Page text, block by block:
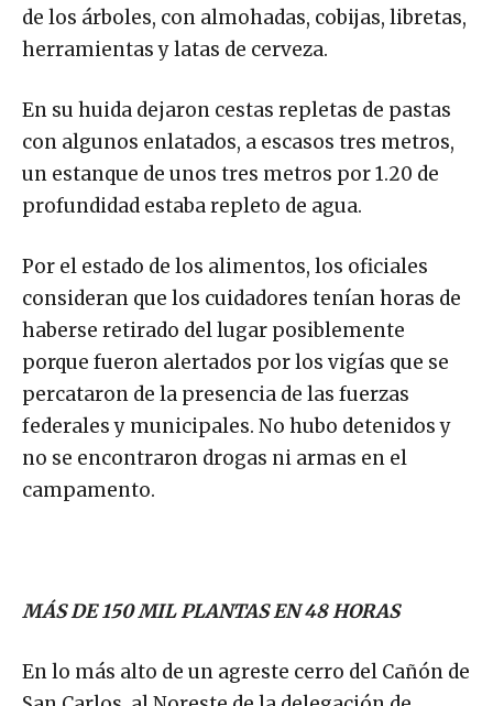
de los árboles, con almohadas, cobijas, libretas,
herramientas y latas de cerveza.
En su huida dejaron cestas repletas de pastas
con algunos enlatados, a escasos tres metros,
un estanque de unos tres metros por 1.20 de
profundidad estaba repleto de agua.
Por el estado de los alimentos, los oficiales
consideran que los cuidadores tenían horas de
haberse retirado del lugar posiblemente
porque fueron alertados por los vigías que se
percataron de la presencia de las fuerzas
federales y municipales. No hubo detenidos y
no se encontraron drogas ni armas en el
campamento.
MÁS DE 150 MIL PLANTAS EN 48 HORAS
En lo más alto de un agreste cerro del Cañón de